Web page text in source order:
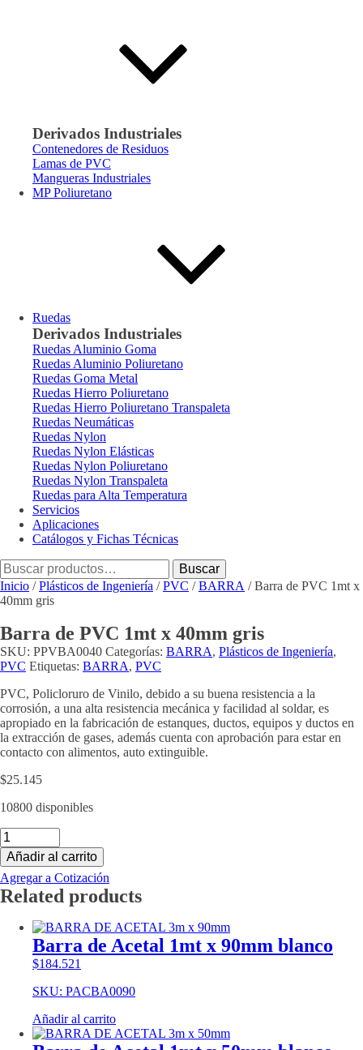
Derivados Industriales
Contenedores de Residuos
Lamas de PVC
Mangueras Industriales
MP Poliuretano
Ruedas
Derivados Industriales
Ruedas Aluminio Goma
Ruedas Aluminio Poliuretano
Ruedas Goma Metal
Ruedas Hierro Poliuretano
Ruedas Hierro Poliuretano Transpaleta
Ruedas Neumáticas
Ruedas Nylon
Ruedas Nylon Elásticas
Ruedas Nylon Poliuretano
Ruedas Nylon Transpaleta
Ruedas para Alta Temperatura
Servicios
Aplicaciones
Catálogos y Fichas Técnicas
Buscar
por:
Buscar
Inicio /Plásticos de Ingeniería /PVC /BARRA / Barra de PVC 1mt x
40mm gris
Barra de PVC 1mt x 40mm gris
SKU: PPVBA0040 Categorías: BARRA, Plásticos de Ingeniería,
PVC Etiquetas: BARRA, PVC
PVC, Policloruro de Vinilo, debido a su buena resistencia a la
corrosión, a una alta resistencia mecánica y facilidad al soldar, es
apropiado en la fabricación de estanques, ductos, equipos y ductos en
la extracción de gases, además cuenta con aprobación para estar en
contacto con alimentos, auto extinguible.
$25.145
10800 disponibles
Barra
de
PVC
1mt
x
40mm
cantidad
Añadir al carrito
Agregar a Cotización
Related products
Barra de Acetal 1mt x 90mm blanco
$184.521
SKU: PACBA0090
Añadir al carrito